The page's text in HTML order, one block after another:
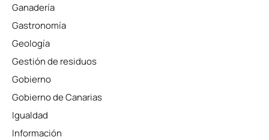
Ganadería
Gastronomía
Geología
Gestión de residuos
Gobierno
Gobierno de Canarias
Igualdad
Información